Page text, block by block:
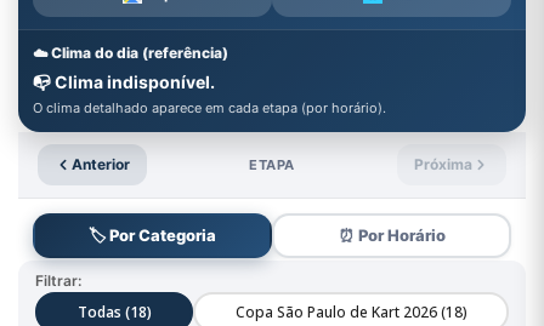
☁️ Clima do dia (referência)
📭 Clima indisponível.
O clima detalhado aparece em cada etapa (por horário).
Anterior ETAPA Próxima
🏷️ Por Categoria ⏰ Por Horário
Filtrar:
Todas (18) Copa São Paulo de Kart 2026 (18)